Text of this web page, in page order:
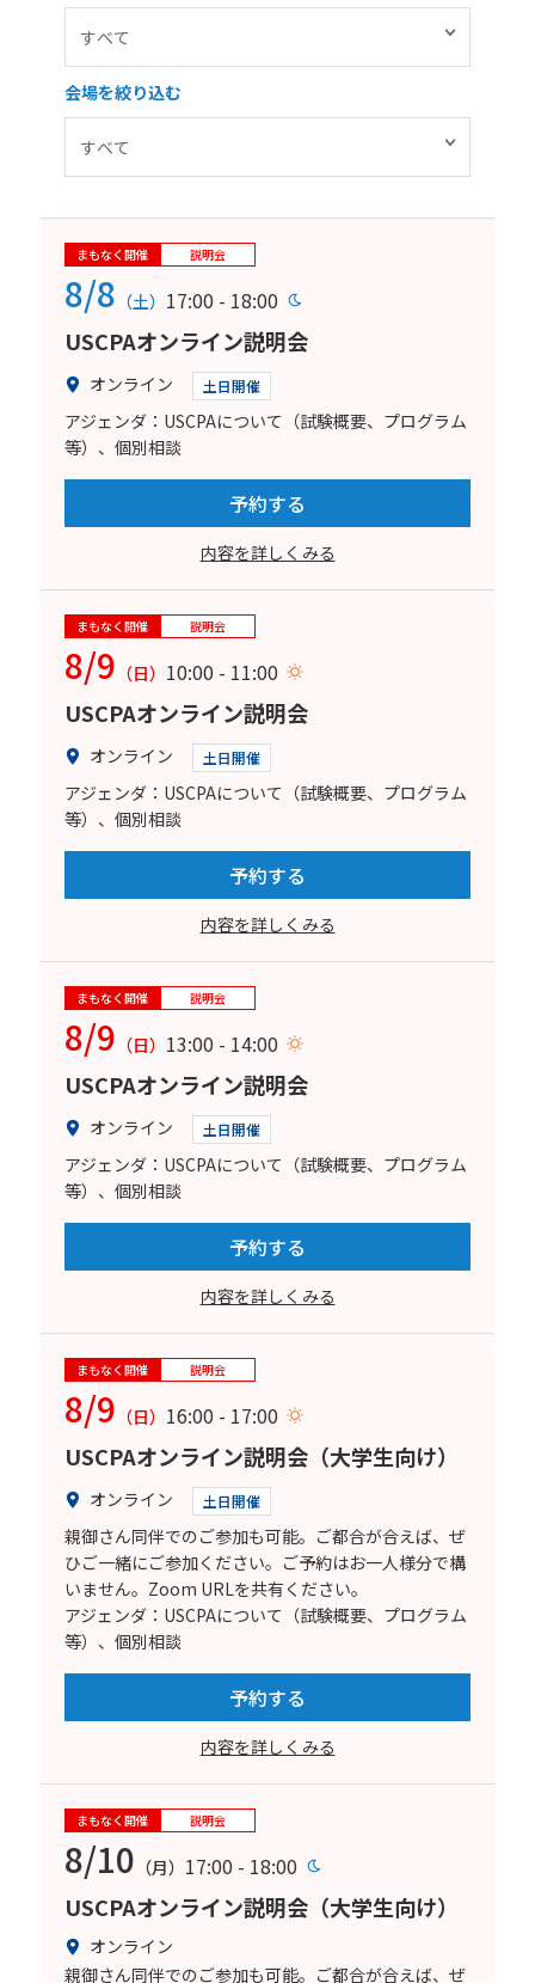
会場を絞り込む
まもなく開催 説明会
8/8 （土） 17:00 - 18:00
USCPAオンライン説明会
オンライン 土日開催
アジェンダ：USCPAについて（試験概要、プログラム
等）、個別相談
予約する
内容を詳しくみる
まもなく開催 説明会
8/9 （日） 10:00 - 11:00
USCPAオンライン説明会
オンライン 土日開催
アジェンダ：USCPAについて（試験概要、プログラム
等）、個別相談
予約する
内容を詳しくみる
まもなく開催 説明会
8/9 （日） 13:00 - 14:00
USCPAオンライン説明会
オンライン 土日開催
アジェンダ：USCPAについて（試験概要、プログラム
等）、個別相談
予約する
内容を詳しくみる
まもなく開催 説明会
8/9 （日） 16:00 - 17:00
USCPAオンライン説明会（大学生向け）
オンライン 土日開催
親御さん同伴でのご参加も可能。ご都合が合えば、ぜ
ひご一緒にご参加ください。ご予約はお一人様分で構
いません。Zoom URLを共有ください。
アジェンダ：USCPAについて（試験概要、プログラム
等）、個別相談
予約する
内容を詳しくみる
まもなく開催 説明会
8/10 （月） 17:00 - 18:00
USCPAオンライン説明会（大学生向け）
オンライン
親御さん同伴でのご参加も可能。ご都合が合えば、ぜ